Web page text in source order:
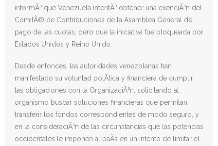
informÃ³ que Venezuela intentÃ³ obtener una exenciÃ³n del
ComitÃ© de Contribuciones de la Asamblea General de
pago de las cuotas, pero que la iniciativa fue bloqueada por
Estados Unidos y Reino Unido.
Desde entonces, las autoridades venezolanas han
manifestado su voluntad polÃ­tica y financiera de cumplir
las obligaciones con la OrganizaciÃ³n, solicitando al
organismo buscar soluciones financieras que permitan
transferir los fondos correspondientes de modo seguro, y
en la consideraciÃ³n de las circunstancias que las potencias
occidentales le imponen al paÃ­s en un intento de limitar el